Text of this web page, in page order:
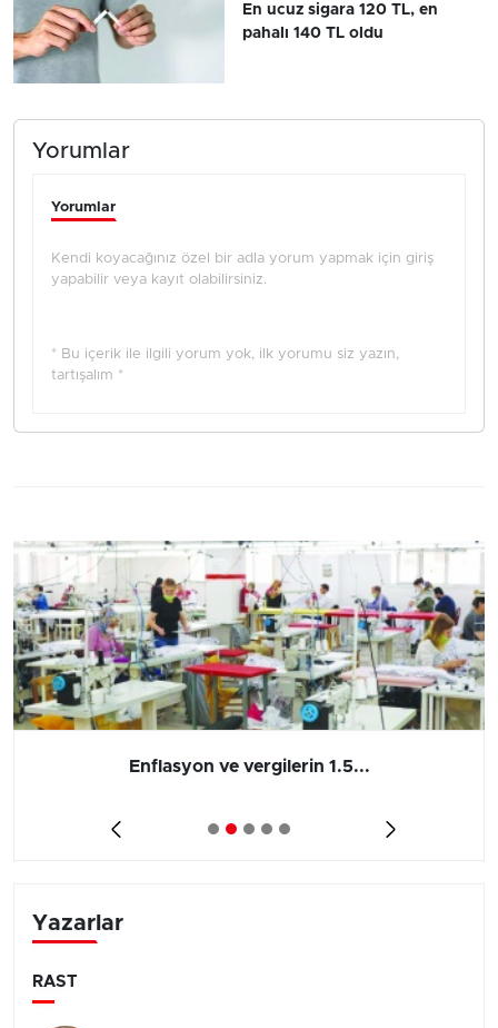
En ucuz sigara 120 TL, en
pahalı 140 TL oldu
Yorumlar
Yorumlar
Kendi koyacağınız özel bir adla yorum yapmak için giriş
yapabilir veya kayıt olabilirsiniz.
* Bu içerik ile ilgili yorum yok, ilk yorumu siz yazın,
tartışalım *
Enflasyon ve vergilerin 1.5...
Yazarlar
RAST